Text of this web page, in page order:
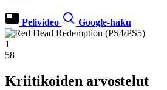
Pelivideo Google-haku
1
58
Kriitikoiden arvostelut